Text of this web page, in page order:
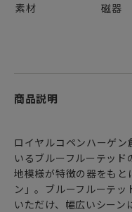
素材
磁器
商品説明
ロイヤルコペンハーゲ
いるブルーフルーテッ
地模様が特徴の器をもと
ン」。ブルーフルーテ
いただけ、幅広いシーン